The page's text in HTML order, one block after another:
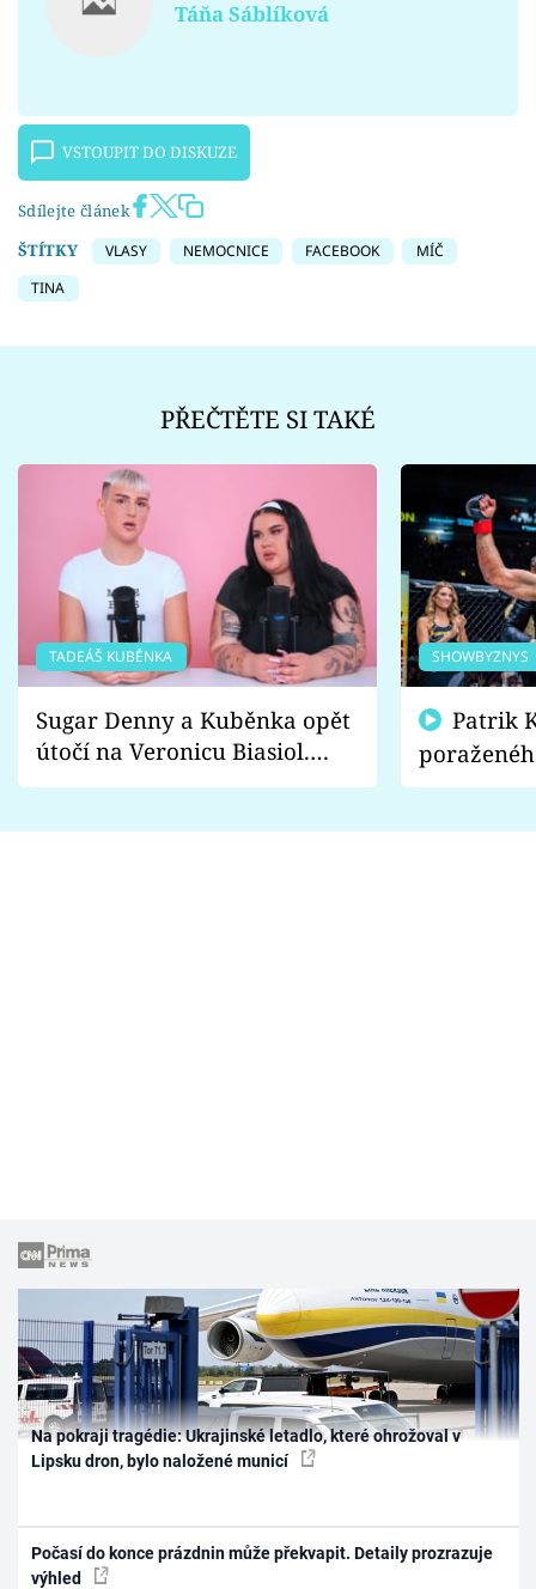
Táňa Sáblíková
VSTOUPIT DO DISKUZE
Sdílejte článek
ŠTÍTKY
VLASY NEMOCNICE FACEBOOK
MÍČ
TINA
PŘEČTĚTE SI TAKÉ
TADEÁŠ KUBĚNKA
Sugar Denny a Kuběnka opět
útočí na Veronicu Biasiol.
Proč je podle nich falešná a
SHOWBYZNYS
fanoušci
Na pokraji tragédie: Ukrajinské letadlo, které ohrožoval v
Lipsku dron, bylo naložené municí
Počasí do konce prázdnin může překvapit. Detaily prozrazuje
výhled